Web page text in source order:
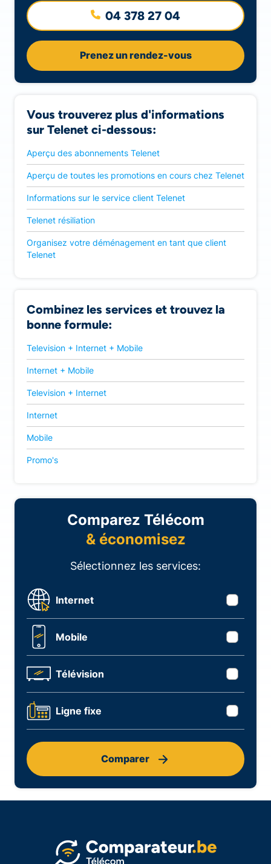
04 378 27 04
Prenez un rendez-vous
Vous trouverez plus d'informations
sur Telenet ci-dessous:
Aperçu des abonnements Telenet
Aperçu de toutes les promotions en cours chez Telenet
Informations sur le service client Telenet
Telenet résiliation
Organisez votre déménagement en tant que client
Telenet
Combinez les services et trouvez la
bonne formule:
Television + Internet + Mobile
Internet + Mobile
Television + Internet
Internet
Mobile
Promo's
Comparez Télécom
& économisez
Sélectionnez les services:
Internet
Mobile
Télévision
Ligne fixe
Comparer